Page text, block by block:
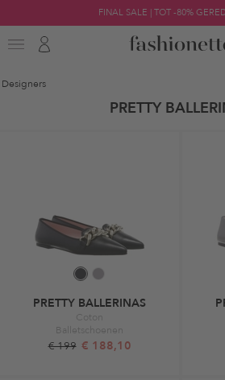
FINAL SALE | TOT -80%
Designers
PRETTY
PRETTY BALLERINAS
Coton
Balletschoenen
€ 199 € 188,10